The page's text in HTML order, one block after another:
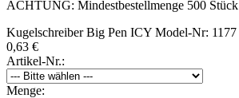
ACHTUNG: Mindestbestellmenge 500 Stück
Kugelschreiber Big Pen ICY Model-Nr: 1177
0,63 €
Artikel-Nr.:
Menge: